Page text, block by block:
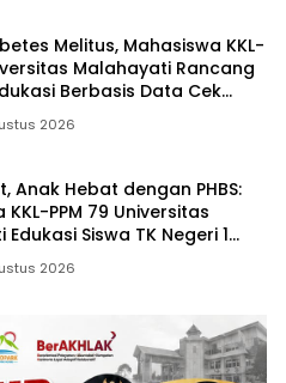
Melitus, Mahasiswa KKL-
Malahayati Rancang
Berbasis Data Cek
di RW 06 Kelurahan
2026
Anak Hebat dengan PHBS:
KKL-PPM 79 Universitas
Siswa TK Negeri 1
2026